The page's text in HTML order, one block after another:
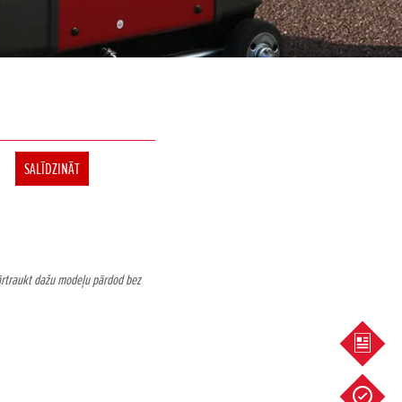
SALĪDZINĀT
dažu modeļu pārdod bez